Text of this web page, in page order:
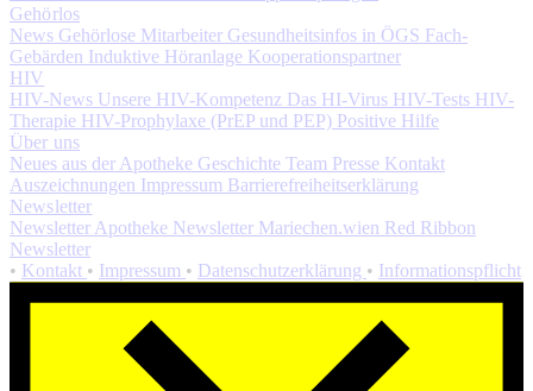
Gehörlos
News Gehörlose Mitarbeiter Gesundheitsinfos in ÖGS Fach-
Gebärden Induktive Höranlage Kooperationspartner
HIV
HIV-News Unsere HIV-Kompetenz Das HI-Virus HIV-Tests HIV-
Therapie HIV-Prophylaxe (PrEP und PEP) Positive Hilfe
Über uns
Neues aus der Apotheke Geschichte Team Presse Kontakt
Auszeichnungen Impressum Barrierefreiheitserklärung
Newsletter
Newsletter Apotheke Newsletter Mariechen.wien Red Ribbon
Newsletter
• Kontakt • Impressum • Datenschutzerklärung • Informationspflicht